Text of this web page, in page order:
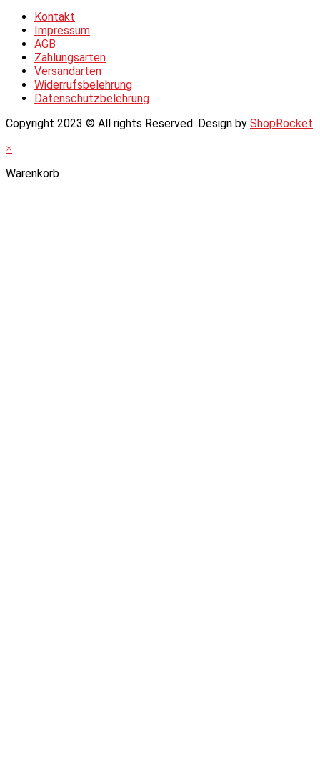
Kontakt
Impressum
AGB
Zahlungsarten
Versandarten
Widerrufsbelehrung
Datenschutzbelehrung
Copyright 2023 © All rights Reserved. Design by ShopRocket
×
Warenkorb